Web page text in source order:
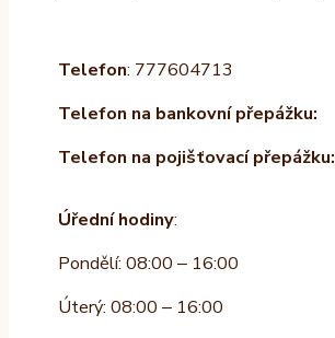
Telefon: 777604713
Telefon na bankovní přepážku:
Telefon na pojišťovací přepážku:
Úřední hodiny:
Pondělí: 08:00 – 16:00
Úterý: 08:00 – 16:00